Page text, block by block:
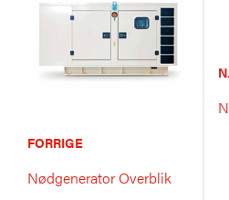
FORRIGE
Nødgenerator Overblik